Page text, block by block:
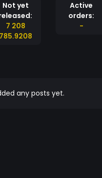
Not yet
7 208
785.9208
Active
orders:
-
any posts yet.